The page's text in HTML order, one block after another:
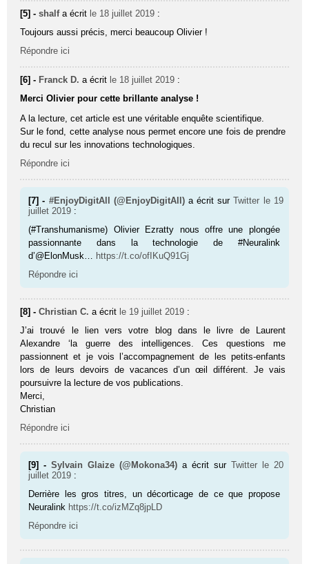
[5] -shalf a écrit le 18 juillet 2019 :
Toujours aussi précis, merci beaucoup Olivier !
Répondre ici
[6] - Franck D. a écrit le 18 juillet 2019 :
Merci Olivier pour cette brillante analyse !
A la lecture, cet article est une véritable enquête scientifique.
Sur le fond, cette analyse nous permet encore une fois de prendre
du recul sur les innovations technologiques.
Répondre ici
[7] - #EnjoyDigitAll (@EnjoyDigitAll) a écrit surTwitter le 19
juillet 2019 :
(#Transhumanisme) Olivier Ezratty nous offre une plongée
passionnante dans la technologie de #Neuralink
d’@ElonMusk… https://t.co/ofIKuQ91Gj
Répondre ici
[8] -Christian C. a écrit le 19 juillet 2019 :
J’ai trouvé le lien vers votre blog dans le livre de Laurent
Alexandre ‘la guerre des intelligences. Ces questions me
passionnent et je vois l’accompagnement de les petits-enfants
lors de leurs devoirs de vacances d’un œil différent. Je vais
poursuivre la lecture de vos publications.
Merci,
Christian
Répondre ici
[9] -Sylvain Glaize (@Mokona34) a écrit sur Twitter
le 20
juillet 2019 :
Derrière les gros titres, un décorticage de ce que propose
Neuralink https://t.co/izMZq8jpLD
Répondre ici